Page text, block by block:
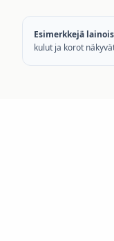
Esimerkkejä
kulut ja korot